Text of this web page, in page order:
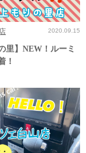
2020.09.15
里】NEW！ルーミ
！